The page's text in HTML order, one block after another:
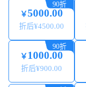
3.卡券来源正规合法
4.为保证您的账户安
现必须保持实名账号
5.本平台只回收合法
赃、诈骗、洗钱等违
6.如有回收问题，请
￥5000.00
折后¥4500.00
90折
￥1000.00
折后¥900.00
90折